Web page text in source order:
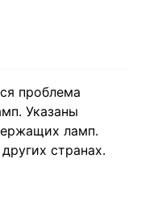
проблема
Указаны
ламп.
странах.